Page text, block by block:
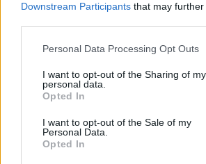
Downstream Participants that may
Personal Data Processing Opt Outs
I want to opt-out of the Sharing of my
personal data.
Opted In
I want to opt-out of the Sale of my
Personal Data.
Opted In
válogatott
sürgetnek
fenyegetés